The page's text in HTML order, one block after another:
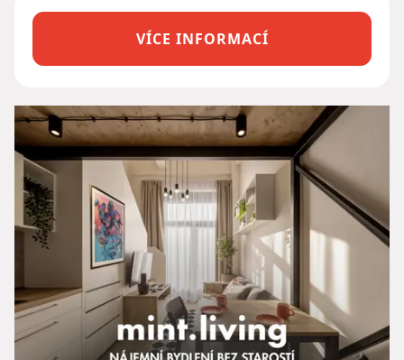
VÍCE INFORMACÍ